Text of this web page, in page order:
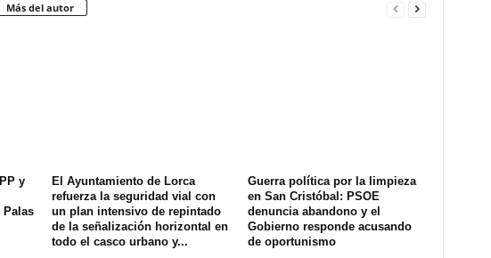
Más del autor
y
Palas
El Ayuntamiento de Lorca
refuerza la seguridad vial con
un plan intensivo de repintado
de la señalización horizontal en
todo el casco urbano y...
Guerra política por la limpieza
en San Cristóbal: PSOE
denuncia abandono y el
Gobierno responde acusando
de oportunismo